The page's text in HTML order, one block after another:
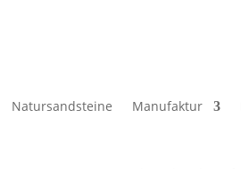
Natursandsteine Manufaktur